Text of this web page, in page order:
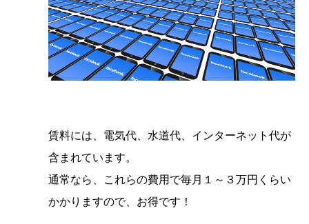
賃料には、電気代、水道代、インターネット代が
含まれています。
通常なら、これらの費用で毎月１～３万円くらい
かかりますので、お得です！